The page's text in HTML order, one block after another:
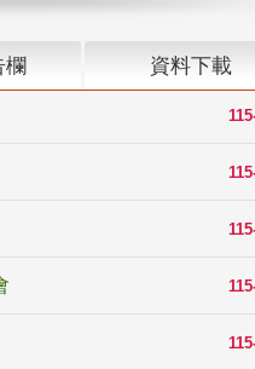
欄 資料下載